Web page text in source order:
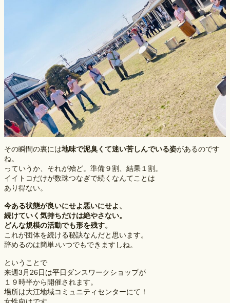
その瞬間の裏には地味で泥臭くて迷い苦しんでいる姿があるのです
ね。
っていうか、それが殆ど。準備９割、結果１割。
イイトコだけが数珠つなぎで続くなんてことは
あり得ない。
今ある状態が良いにせよ悪いにせよ、
続けていく気持ちだけは絶やさない。
どんな規模の活動でも形を残す。
これが団体を続ける秘訣なんだと思います。
辞めるのは簡単♪いつでもできますしね。
ということで
来週3月26日は平日ダンスワークショップが
１９時半から開催されます。
場所は大江地域コミュニティセンターにて！
女性向けです。